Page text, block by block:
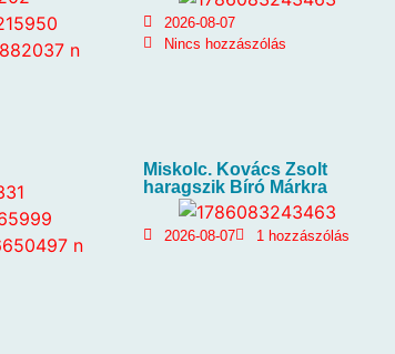
2026-08-07
Nincs hozzászólás
Miskolc. Kovács Zsolt
haragszik Bíró Márkra
2026-08-07 1 hozzászólás